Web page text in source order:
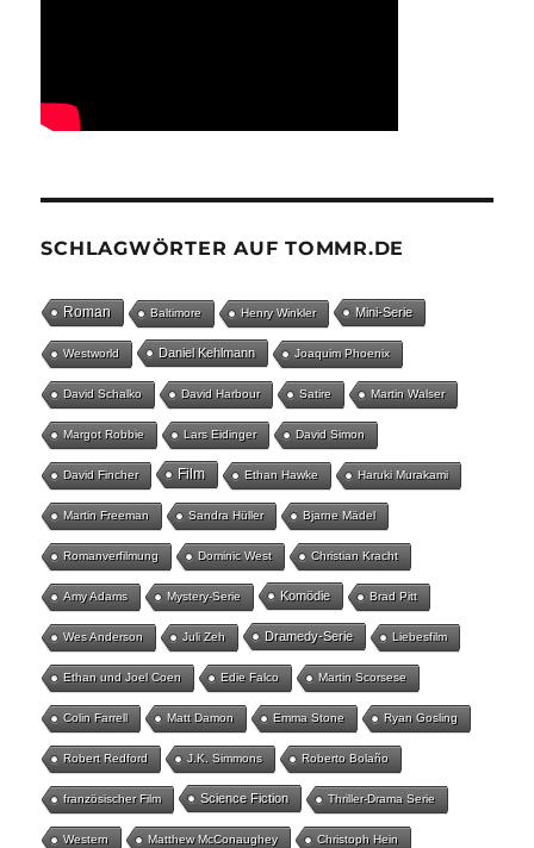
SCHLAGWÖRTER AUF TOMMR.DE
Roman Baltimore Henry Winkler Mini-Serie
Westworld Daniel Kehlmann Joaquim Phoenix
David Schalko David Harbour Satire Martin Walser
Margot Robbie Lars Eidinger David Simon
David Fincher Film Ethan Hawke Haruki Murakami
Martin Freeman Sandra Hüller Bjarne Mädel
Romanverfilmung Dominic West Christian Kracht
Amy Adams Mystery-Serie Komödie Brad Pitt
Wes Anderson Juli Zeh Dramedy-Serie Liebesfilm
Ethan und Joel Coen Edie Falco Martin Scorsese
Colin Farrell Matt Damon Emma Stone Ryan Gosling
Robert Redford J.K. Simmons Roberto Bolaño
französischer Film Science Fiction Thriller-Drama Serie
Western Matthew McConaughey Christoph Hein